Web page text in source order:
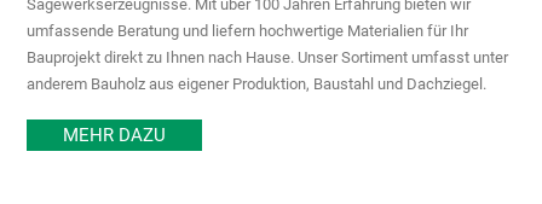
Sägewerkserzeugnisse. Mit über 100 Jahren Erfahrung bieten wir
umfassende Beratung und liefern hochwertige Materialien für Ihr
Bauprojekt direkt zu Ihnen nach Hause. Unser Sortiment umfasst unter
anderem Bauholz aus eigener Produktion, Baustahl und Dachziegel.
MEHR DAZU